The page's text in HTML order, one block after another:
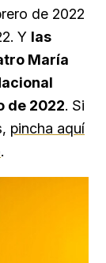
de 2022
Y las
María
de 2022. Si
pincha aquí
.